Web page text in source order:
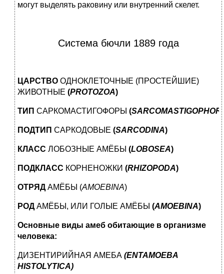
могут выделять раковину или внутренний скелет.
Система бючли 1889 года
ЦАРСТВО ОДНОКЛЕТОЧНЫЕ (ПРОСТЕЙШИЕ)
ЖИВОТНЫЕ (PROTOZOA)
ТИП САРКОМАСТИГОФОРЫ (
ПОДТИП САРКОДОВЫЕ (SARCODINA)
КЛАСС ЛОБОЗНЫЕ АМЁБЫ (LOBOSEA)
ПОДКЛАСС КОРНЕНОЖКИ (RHIZOPODA)
ОТРЯДАМЁБЫ (AMOEBINA)
РОДАМЁБЫ, ИЛИ ГОЛЫЕ АМЁБЫ (AMOEBINA)
Основные виды амеб обитающие в организме
человека:
ДИЗЕНТИРИЙНАЯ АМЕБА (ENTAMOEBA
HISTOLYTICA)